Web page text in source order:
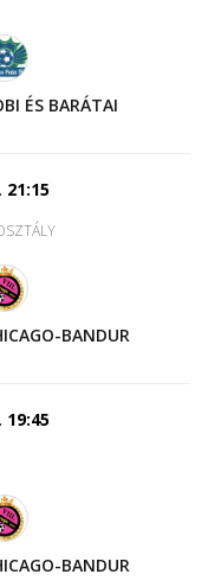
ÉS BARÁTAI
21:15
BANDUR
19:45
BANDUR